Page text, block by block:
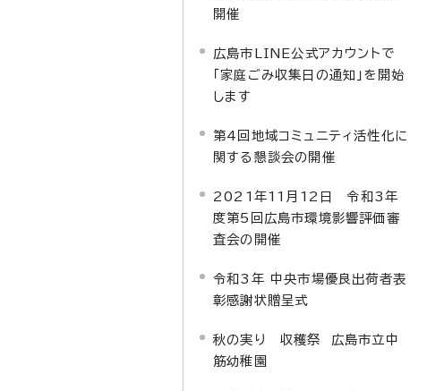
開催
広島市LINE公式アカウントで
「家庭ごみ収集日の通知」を開始
します
第4回地域コミュニティ活性化に
関する懇談会の開催
2021年11月12日 令和3年
度第5回広島市環境影響評価審
査会の開催
令和3年 中央市場優良出荷者表
彰感謝状贈呈式
秋の実り 収穫祭 広島市立中
筋幼稚園